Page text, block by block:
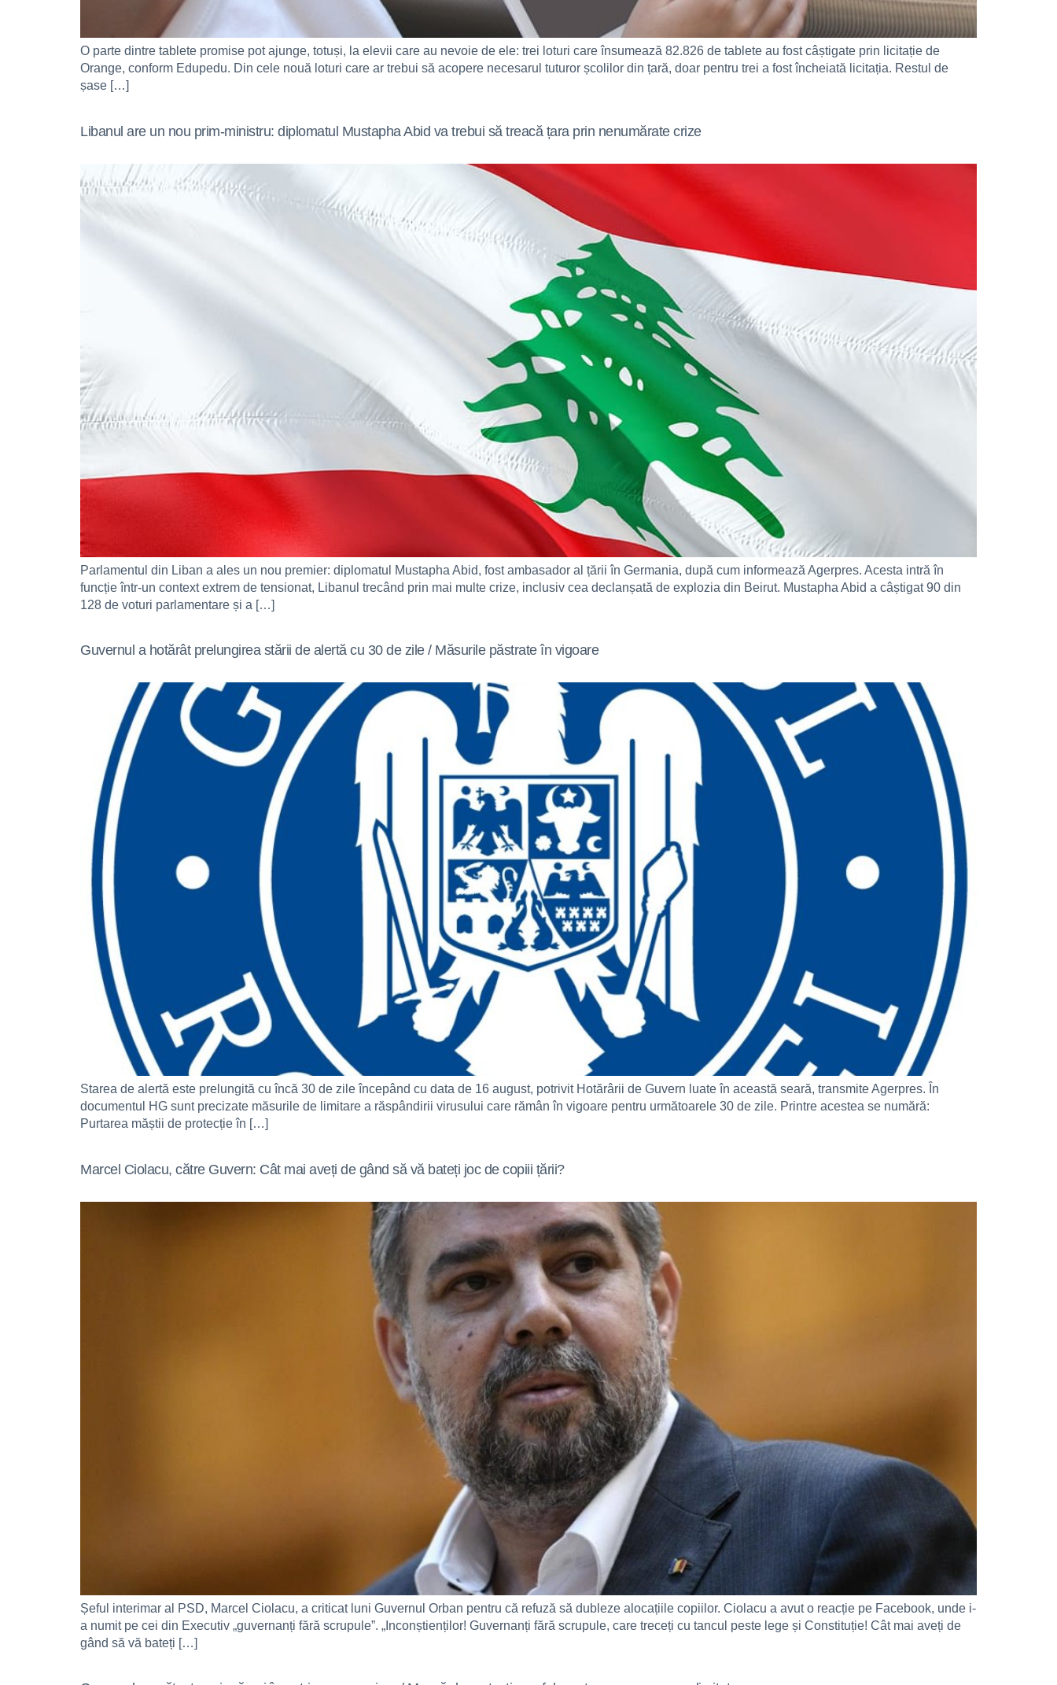
O parte dintre tablete promise pot ajunge, totuși, la elevii care au nevoie de ele: trei loturi care însumează 82.826 de tablete au fost câștigate prin licitație de
Orange, conform Edupedu. Din cele nouă loturi care ar trebui să acopere necesarul tuturor școlilor din țară, doar pentru trei a fost încheiată licitația. Restul de
șase […]
Libanul are un nou prim-ministru: diplomatul Mustapha Abid va trebui să treacă țara prin nenumărate crize
Parlamentul din Liban a ales un nou premier: diplomatul Mustapha Abid, fost ambasador al țării în Germania, după cum informează Agerpres. Acesta intră în
funcție într-un context extrem de tensionat, Libanul trecând prin mai multe crize, inclusiv cea declanșată de explozia din Beirut. Mustapha Abid a câștigat 90 din
128 de voturi parlamentare și a […]
Guvernul a hotărât prelungirea stării de alertă cu 30 de zile / Măsurile păstrate în vigoare
Starea de alertă este prelungită cu încă 30 de zile începând cu data de 16 august, potrivit Hotărârii de Guvern luate în această seară, transmite Agerpres. În
documentul HG sunt precizate măsurile de limitare a răspândirii virusului care rămân în vigoare pentru următoarele 30 de zile. Printre acestea se numără:
Purtarea măștii de protecție în […]
Marcel Ciolacu, către Guvern: Cât mai aveți de gând să vă bateți joc de copiii țării?
Șeful interimar al PSD, Marcel Ciolacu, a criticat luni Guvernul Orban pentru că refuză să dubleze alocațiile copiilor. Ciolacu a avut o reacție pe Facebook, unde i-
a numit pe cei din Executiv „guvernanți fără scrupule”. „Inconștienților! Guvernanți fără scrupule, care treceți cu tancul peste lege și Constituție! Cât mai aveți de
gând să vă bateți […]